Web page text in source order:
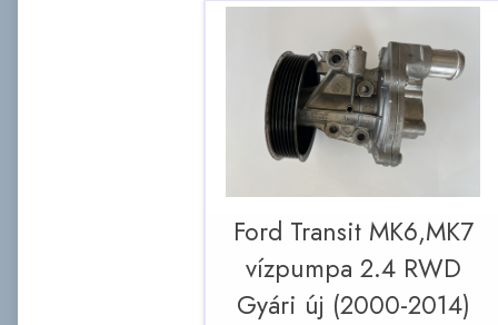
Ford Transit MK6,MK7
vízpumpa 2.4 RWD
Gyári új (2000-2014)